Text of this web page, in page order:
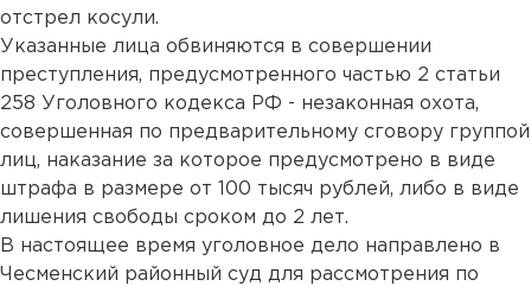
отстрел косули.
Указанные лица обвиняются в совершении
преступления, предусмотренного частью 2 статьи
258 Уголовного кодекса РФ - незаконная охота,
совершенная по предварительному сговору группой
лиц, наказание за которое предусмотрено в виде
штрафа в размере от 100 тысяч рублей, либо в виде
лишения свободы сроком до 2 лет.
В настоящее время уголовное дело направлено в
Чесменский районный суд для рассмотрения по